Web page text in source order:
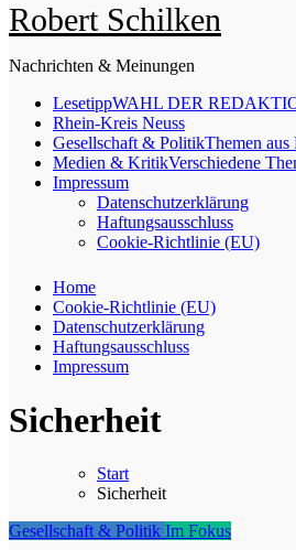
Robert Schilken
Nachrichten & Meinungen
LesetippWAHL DER
Rhein-Kreis Neuss
Gesellschaft & PolitikThemen
Medien & KritikVerschiedene
Impressum
Datenschutzerklärung
Haftungsausschluss
Cookie-Richtlinie (EU)
Home
Cookie-Richtlinie (EU)
Datenschutzerklärung
Haftungsausschluss
Impressum
Sicherheit
Start
Sicherheit
Gesellschaft & Politik Im Fokus